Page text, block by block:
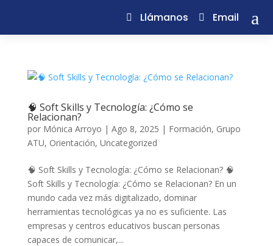
Llámanos Email a
🧠 Soft Skills y Tecnología: ¿Cómo se
Relacionan?
por Mónica Arroyo | Ago 8, 2025 | Formación, Grupo
ATU, Orientación, Uncategorized
🧠 Soft Skills y Tecnología: ¿Cómo se Relacionan? 🧠
Soft Skills y Tecnología: ¿Cómo se Relacionan? En un
mundo cada vez más digitalizado, dominar
herramientas tecnológicas ya no es suficiente. Las
empresas y centros educativos buscan personas
capaces de comunicar,...